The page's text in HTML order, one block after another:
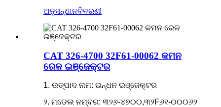
ଅନୁସନ୍ଧାନବିବରଣୀ
CAT 326-4700 32F61-00062 କମନ
ରେଳ ଇଞ୍ଜେକ୍ଟର
1. ଉତ୍ପାଦ ନାମ: ଇନ୍ଧନ ଇଞ୍ଜେକ୍ଟର
୨. ମଡେଲ ନମ୍ବର: ୩୨୬-୪୭୦୦,୩୨F୬୧-୦୦୦୬୨